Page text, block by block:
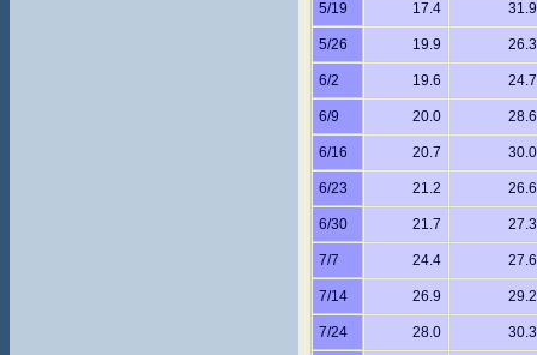
5/19 17.4 31.9
5/26 19.9 26.3
6/2 19.6 24.7
6/9 20.0 28.6
6/16 20.7 30.0
6/23 21.2 26.6
6/30 21.7 27.3
7/7 24.4 27.6
7/14 26.9 29.2
7/24 28.0 30.3